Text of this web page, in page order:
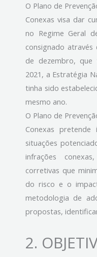
O Plano de
Conexas visa dar
no Regime Geral
consignado através
de dezembro, que
2021, a Estratégia
tinha sido
mesmo ano.
O Plano de
Conexas pretende
situações
infrações
corretivas que
do risco e o
metodologia de
propostas,
2.